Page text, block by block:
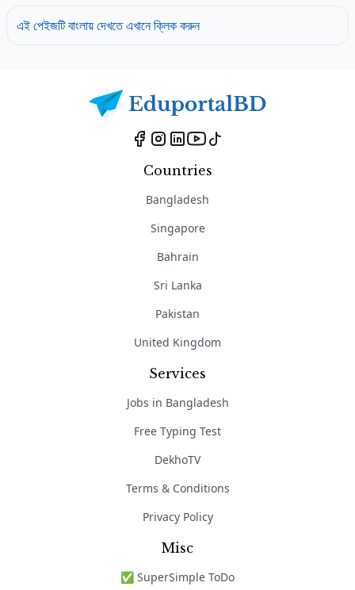
এই পেইজটি বাংলায় দেখতে এখানে ক্লিক করুন
Countries
Bangladesh
Singapore
Bahrain
Sri Lanka
Pakistan
United Kingdom
Services
Jobs in Bangladesh
Free Typing Test
DekhoTV
Terms & Conditions
Privacy Policy
Misc
✅ SuperSimple ToDo